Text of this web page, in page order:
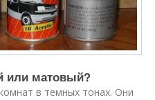
или матовый?
в темных тонах. Они